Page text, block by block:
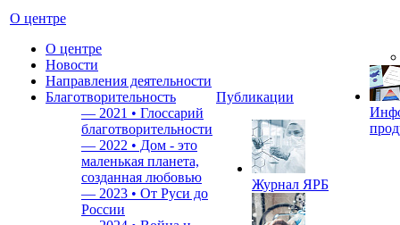
О центре
О центре
Новости
Направления деятельности
Благотворительность
— 2021 • Глоссарий
благотворительности
— 2022 • Дом - это
маленькая планета,
созданная любовью
— 2023 • От Руси до
России
Публикации
Журнал ЯРБ